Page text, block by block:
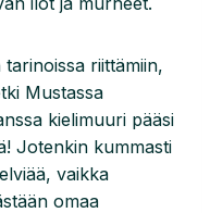
riittämiin,
Mustassa
kielimuuri pääsi
Jotenkin kummasti
vaikka
omaa